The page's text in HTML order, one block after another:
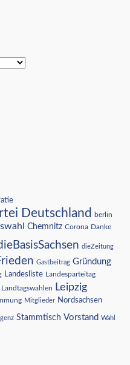
Deutschland berlin
Chemnitz Corona Danke
dieZeitung
Gastbeitrag Gründung
Landesliste Landesparteitag
Landtagswahlen Leipzig
Mitglieder Nordsachsen
Stammtisch Vorstand Wahl